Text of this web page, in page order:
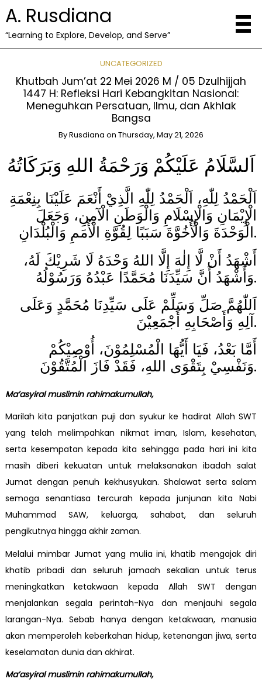
A. Rusdiana
“Learning to Explore, Develop, and Serve”
UNCATEGORIZED
Khutbah Jum’at 22 Mei 2026 M / 05 Dzulhijjah
1447 H: Refleksi Hari Kebangkitan Nasional:
Meneguhkan Persatuan, Ilmu, dan Akhlak
Bangsa
ByRusdiana on Thursday, May 21, 2026
اَلسَّلَامُ عَلَيْكُمْ وَرَحْمَةُ اللهِ وَبَرَكَاتُهُ
اَلْحَمْدُ لِلّٰهِ، اَلْحَمْدُ لِلّٰهِ الَّذِيْ أَنْعَمَ عَلَيْنَا بِنِعْمَةِ
الْإِيْمَانِ وَالْإِسْلَامِ وَالْوَطَنِ الْآمِنِ، وَجَعَلَ
الْوَحْدَةَ وَالْأُخُوَّةَ سَبَبًا لِقُوَّةِ الْأُمَمِ وَالْبُلْدَانِ.
أَشْهَدُ أَنْ لَّا إِلٰهَ إِلَّا اللهُ وَحْدَهُ لَا شَرِيْكَ لَهُ،
وَأَشْهَدُ أَنَّ سَيِّدَنَا مُحَمَّدًا عَبْدُهُ وَرَسُوْلُهُ.
اَللّٰهُمَّ صَلِّ وَسَلِّمْ عَلَى سَيِّدِنَا مُحَمَّدٍ وَعَلَى
آلِهِ وَأَصْحَابِهِ أَجْمَعِيْنَ.
أَمَّا بَعْدُ، فَيَا أَيُّهَا الْمُسْلِمُوْنَ، أُوْصِيْكُمْ
وَنَفْسِيْ بِتَقْوَى اللهِ، فَقَدْ فَازَ الْمُتَّقُوْنَ.
Ma’asyiral muslimin rahimakumullah,
Marilah kita panjatkan puji dan syukur ke hadirat Allah SWT
yang telah melimpahkan nikmat iman, Islam, kesehatan,
serta kesempatan kepada kita sehingga pada hari ini kita
masih diberi kekuatan untuk melaksanakan ibadah salat
Jumat dengan penuh kekhusyukan. Shalawat serta salam
semoga senantiasa tercurah kepada junjunan kita Nabi
Muhammad SAW, keluarga, sahabat, dan seluruh
pengikutnya hingga akhir zaman.
Melalui mimbar Jumat yang mulia ini, khatib mengajak diri
khatib pribadi dan seluruh jamaah sekalian untuk terus
meningkatkan ketakwaan kepada Allah SWT dengan
menjalankan segala perintah-Nya dan menjauhi segala
larangan-Nya. Sebab hanya dengan ketakwaan, manusia
akan memperoleh keberkahan hidup, ketenangan jiwa, serta
keselamatan dunia dan akhirat.
Ma’asyiral muslimin rahimakumullah,